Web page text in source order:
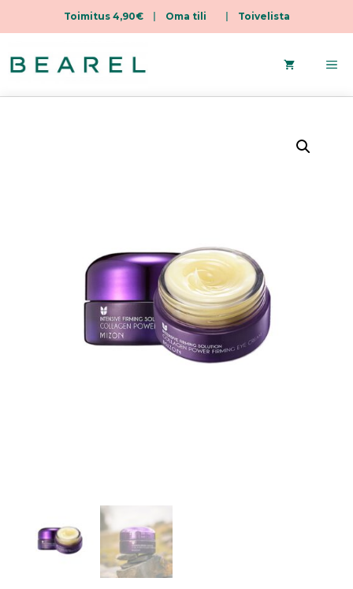
Toimitus 4,90€| Oma tili Toivelista
sisältöön